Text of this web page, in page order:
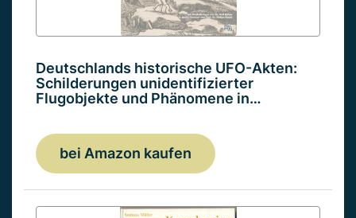
Deutschlands historische UFO-Akten:
Schilderungen unidentifizierter
Flugobjekte und Phänomene in…
bei Amazon kaufen